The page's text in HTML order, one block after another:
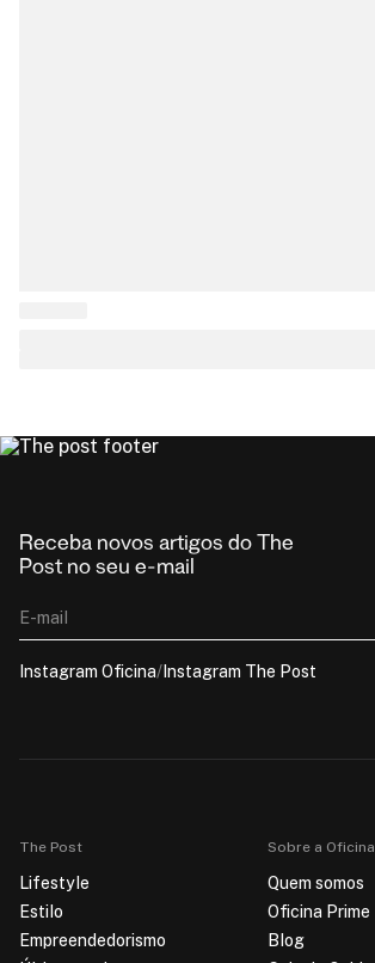
Receba novos artigos do The
Post no seu e-mail
E-mail
Instagram Oficina/ Instagram The Post
The Post
Lifestyle
Estilo
Empreendedorismo
Sobre a Oficina
Quem somos
Oficina Prime
Blog